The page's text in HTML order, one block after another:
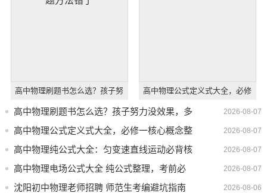
高中物理刷题书怎么选？孩子努
力没效果，多半是刷题方法错了
高中物理公式定义式大全，必修
一核心概念整理2026-08-07
高中物理刷题书怎么选？孩子努力没效果，多
半是刷题方法错了
2026-08-07
高中物理公式定义式大全，必修一核心概念整
理
2026-08-07
高中物理纯公式大全：匀变速直线运动必背核
心公式整理
2026-08-07
高中物理电场公式大全 纯公式整理，考前必
背清单
2026-08-06
沈阳初中物理老师招聘 师范生考编避坑指南